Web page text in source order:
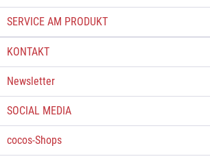
SERVICE AM PRODUKT
KONTAKT
Newsletter
SOCIAL MEDIA
cocos-Shops